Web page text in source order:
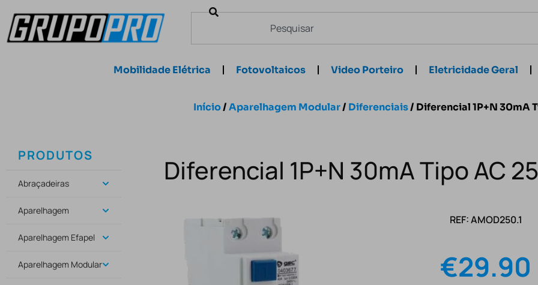
Mobilidade Elétrica Fotovoltaicos Video Porteiro Eletricidade Geral
Início/Aparelhagem Modular/ Diferenciais/ Diferencial 1P+N 30mA
PRODUTOS
Abraçadeiras
Aparelhagem
Aparelhagem Efapel
Aparelhagem Modular
Diferencial 1P+N 30mA Tipo AC
REF: AMOD250.1
€29.90